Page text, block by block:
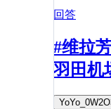
回答
#维拉
羽田机